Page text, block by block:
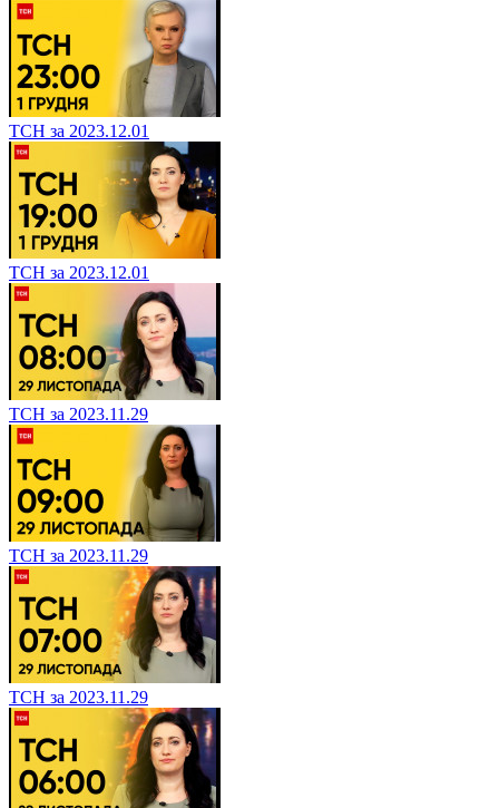
ТСН за 2023.12.01
ТСН за 2023.12.01
ТСН за 2023.11.29
ТСН за 2023.11.29
ТСН за 2023.11.29